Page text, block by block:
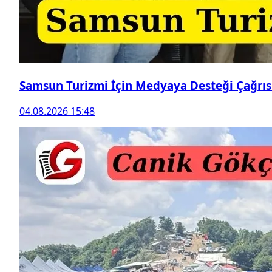
Samsun Turizmi İçin Medyaya Desteği
04.08.2026 15:48